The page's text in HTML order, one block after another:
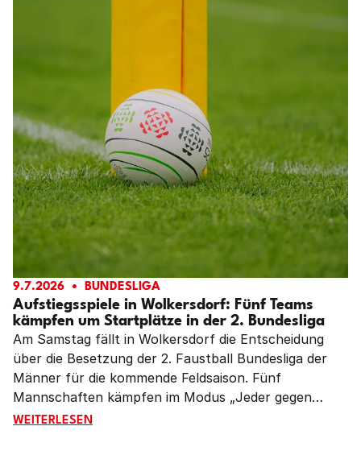
Aufstiegsspiele in Wolkersdorf: Fünf Teams
kämpfen um Startplätze in der 2. Bundesliga
9.7.2026 BUNDESLIGA
Am Samstag fällt in Wolkersdorf die Entscheidung
über die Besetzung der 2. Faustball Bundesliga der
Männer für die kommende Feldsaison. Fünf
Mannschaften kämpfen im Modus „Jeder gegen
Jeden“ um die drei verbliebenden Startplätze.
WEITERLESENAUFSTIEGSSPIELE IN WOLKERSDORF: FÜNF TEAMS